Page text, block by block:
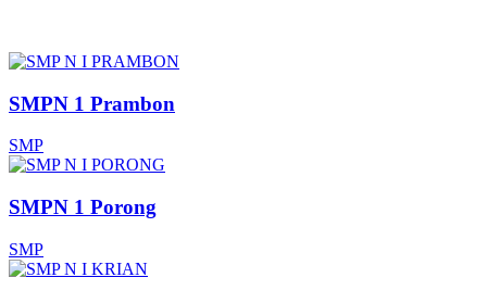
SMPN 1 Prambon
SMP
SMPN 1 Porong
SMP